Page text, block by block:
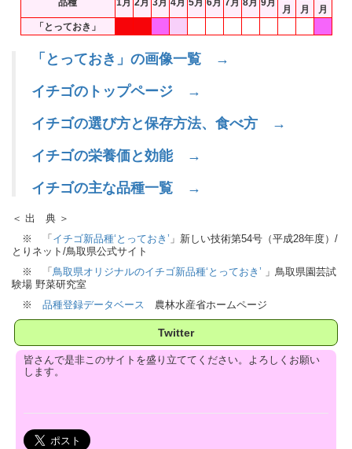
品種 1月 2月 3月 4月 5月 6月 7月 8月 9月
月
月
月
「とっておき」
「とっておき」の画像一覧 →
イチゴのトップページ →
イチゴの選び方と保存方法、食べ方 →
イチゴの栄養価と効能 →
イチゴの主な品種一覧 →
＜ 出 典 ＞
※ 「 イチゴ新品種‘とっておき’ 」新しい技術第54号（平成28年度）/
とりネット/鳥取県公式サイト
※ 「 鳥取県オリジナルのイチゴ新品種‘とっておき’ 」鳥取県園芸試
験場 野菜研究室
※ 品種登録データベース 農林水産省ホームページ
Twitter
皆さんで是非このサイトを盛り立ててください。よろしくお願い
します。